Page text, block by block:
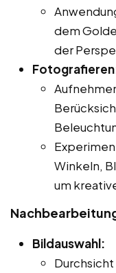
dem
der
Winkeln,
um
Bildauswahl: